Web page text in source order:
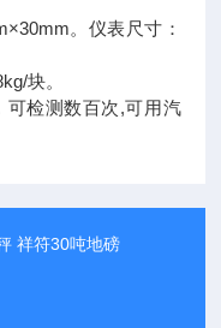
。仪表尺寸：
块。
检测数百次,可用汽
祥符30吨地磅